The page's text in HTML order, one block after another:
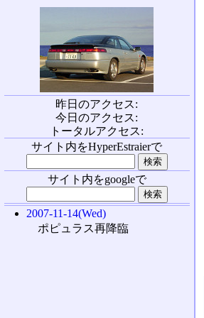
昨日のアクセス:
今日のアクセス:
トータルアクセス:
サイト内をHyperEstraierで
サイト内をgoogleで
2007-11-14(Wed)
ポピュラス再降臨